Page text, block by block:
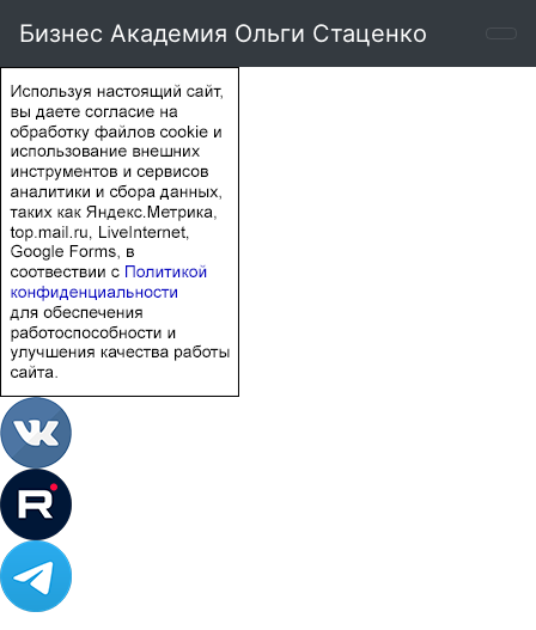
Бизнес Академия Ольги Стаценко